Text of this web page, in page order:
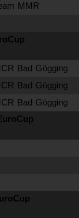
MMR
Bad Gögging
Bad Gögging
Bad Gögging